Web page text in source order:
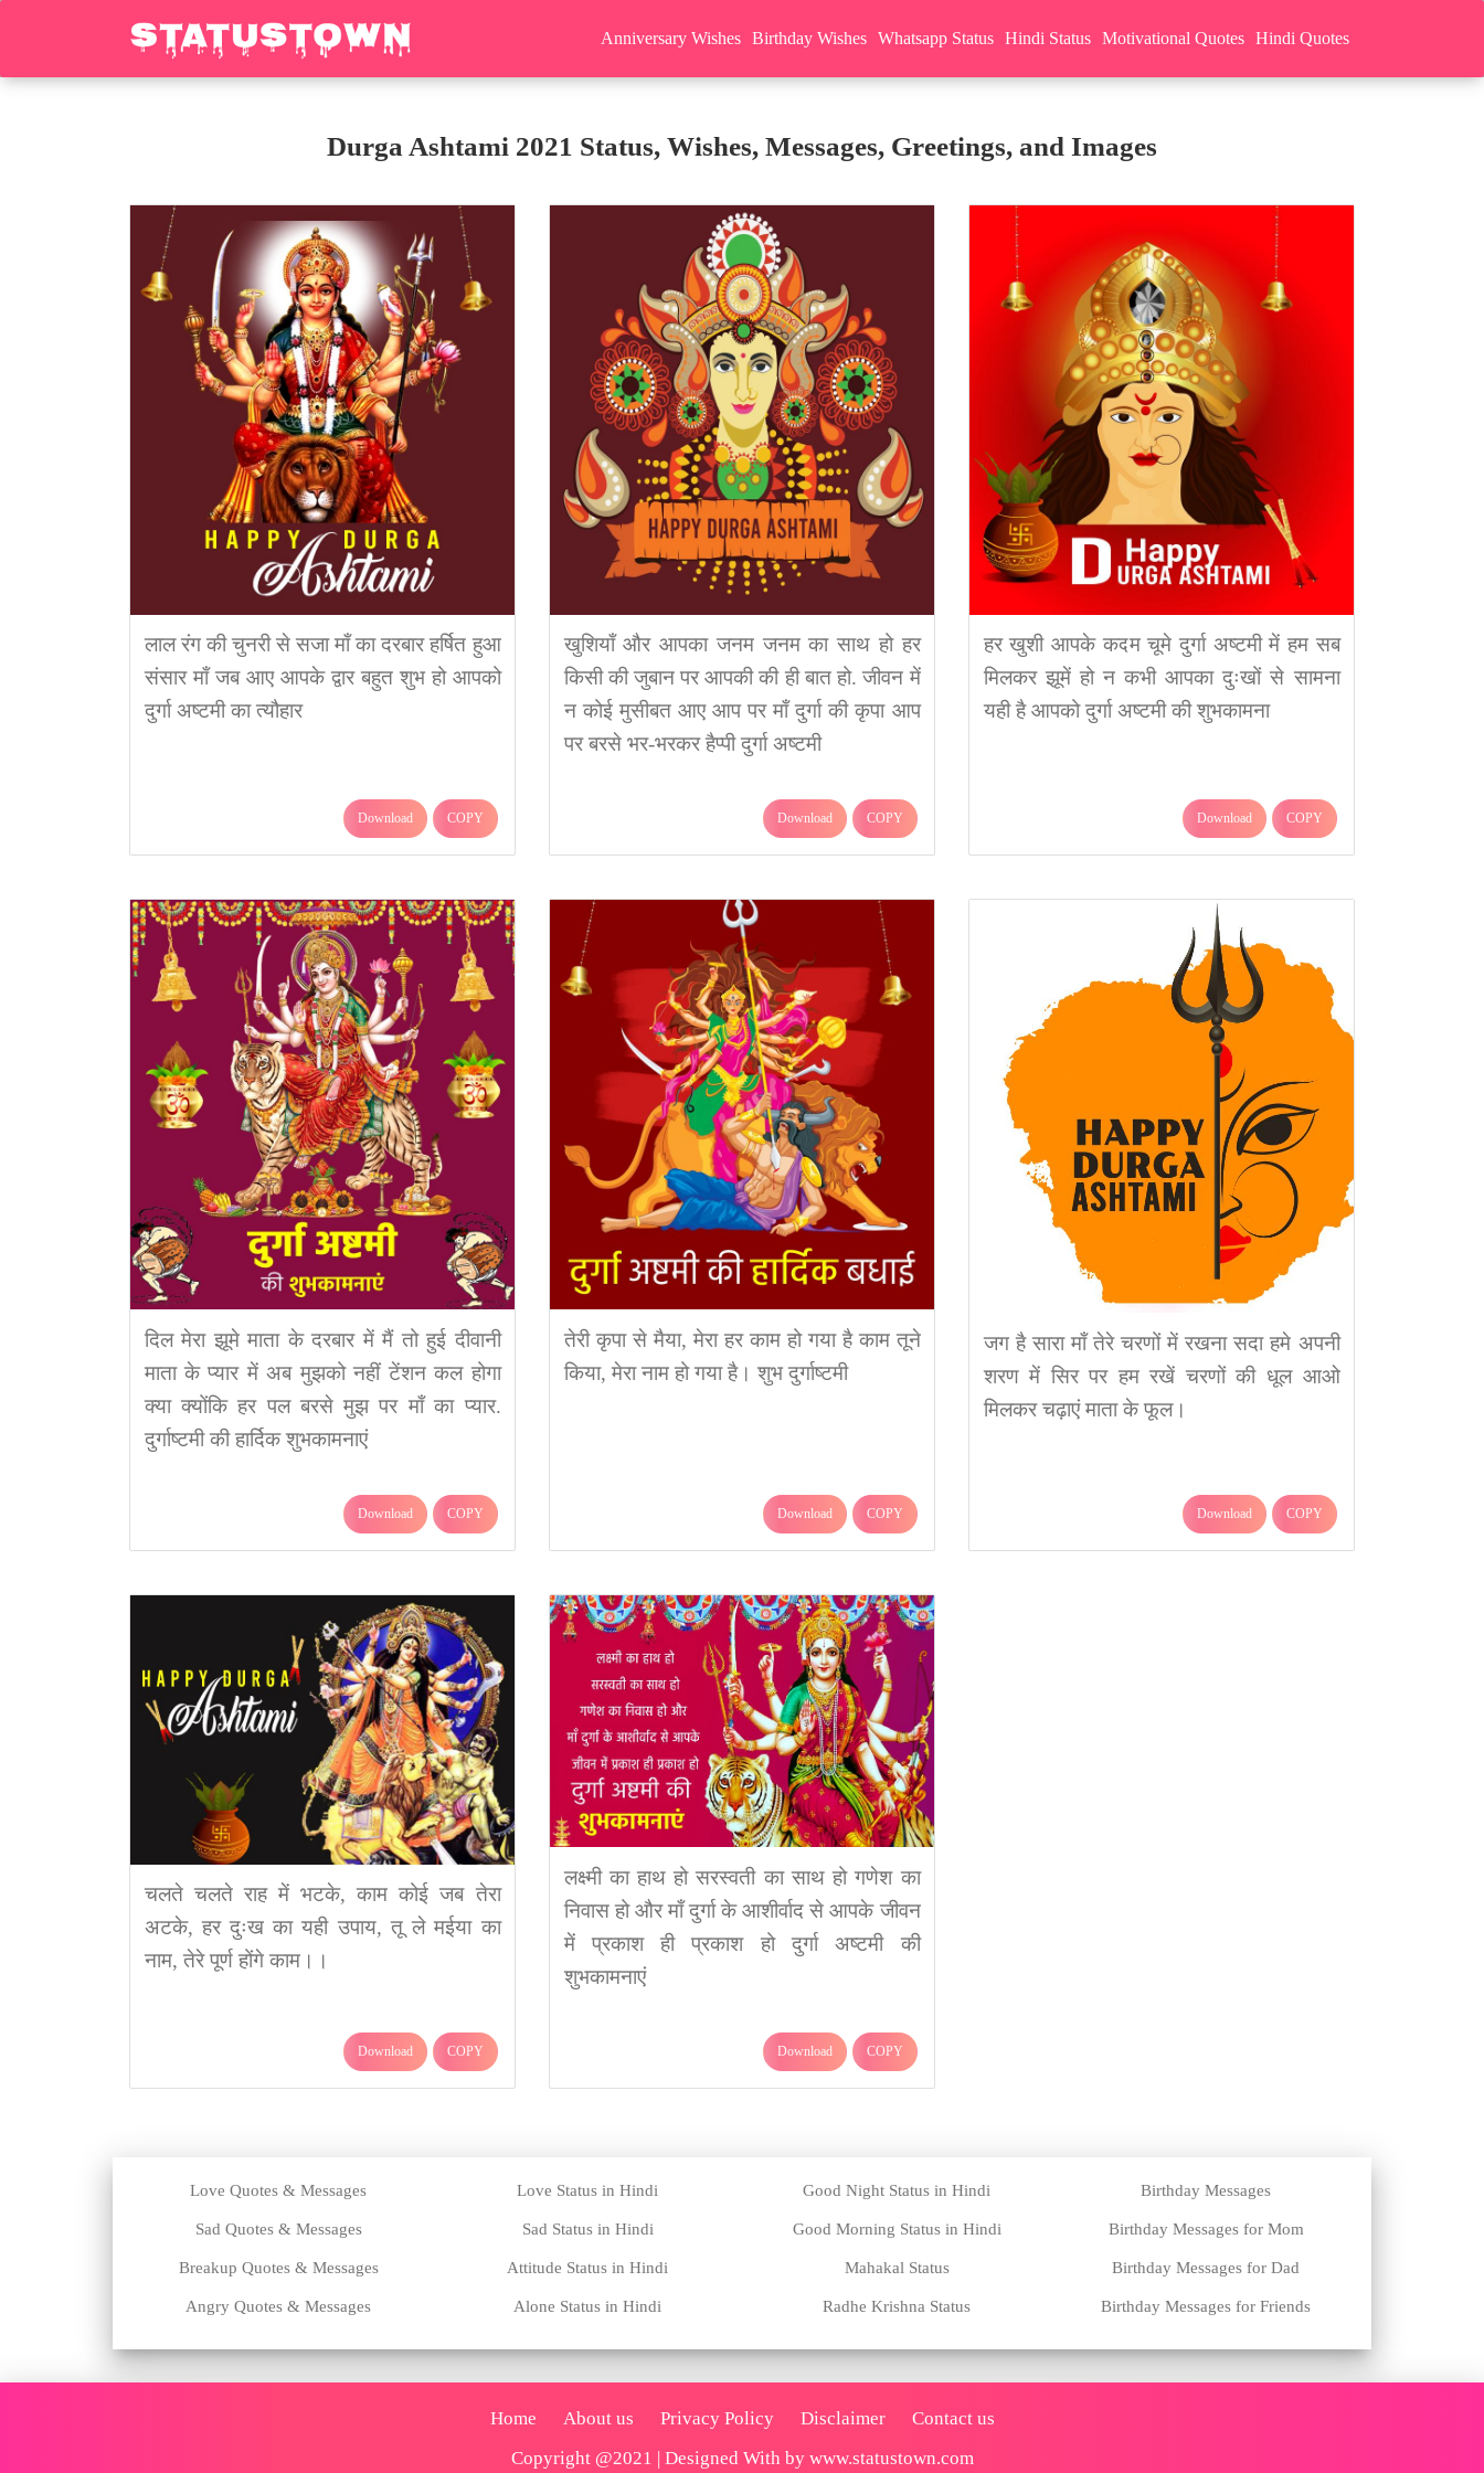
Anniversary Wishes Birthday Wishes Whatsapp Status Hindi Status Motivational Quotes Hindi Quotes
Durga Ashtami 2021 Status, Wishes, Messages, Greetings, and Images
लाल रंग की चुनरी से सजा माँ का दरबार हर्षित हुआ
संसार माँ जब आए आपके द्वार बहुत शुभ हो आपको
दुर्गा अष्टमी का त्यौहार
Download COPY
खुशियाँ और आपका जनम जनम का साथ हो हर
किसी की जुबान पर आपकी की ही बात हो. जीवन में
न कोई मुसीबत आए आप पर माँ दुर्गा की कृपा आप
पर बरसे भर-भरकर हैप्पी दुर्गा अष्टमी
Download COPY
हर खुशी आपके कदम चूमे दुर्गा अष्टमी में हम सब
मिलकर झूमें हो न कभी आपका दुःखों से सामना
यही है आपको दुर्गा अष्टमी की शुभकामना
Download COPY
दिल मेरा झूमे माता के दरबार में मैं तो हुई दीवानी
माता के प्यार में अब मुझको नहीं टेंशन कल होगा
क्या क्योंकि हर पल बरसे मुझ पर माँ का प्‍यार.
दुर्गाष्टमी की हार्दिक शुभकामनाएं
Download COPY
तेरी कृपा से मैया, मेरा हर काम हो गया है काम तूने
किया, मेरा नाम हो गया है। शुभ दुर्गाष्टमी
Download COPY
जग है सारा माँ तेरे चरणों में रखना सदा हमे अपनी
शरण में सिर पर हम रखें चरणों की धूल आओ
मिलकर चढ़ाएं माता के फूल।
Download COPY
चलते चलते राह में भटके, काम कोई जब तेरा
अटके, हर दुःख का यही उपाय, तू ले मईया का
नाम, तेरे पूर्ण होंगे काम।।
Download COPY
लक्ष्मी का हाथ हो सरस्वती का साथ हो गणेश का
निवास हो और माँ दुर्गा के आशीर्वाद से आपके जीवन
में प्रकाश ही प्रकाश हो दुर्गा अष्टमी की
शुभकामनाएं
Download COPY
Love Quotes & Messages
Sad Quotes & Messages
Breakup Quotes & Messages
Angry Quotes & Messages
Love Status in Hindi
Sad Status in Hindi
Attitude Status in Hindi
Alone Status in Hindi
Good Night Status in Hindi
Good Morning Status in Hindi
Mahakal Status
Radhe Krishna Status
Birthday Messages
Birthday Messages for Mom
Birthday Messages for Dad
Birthday Messages for Friends
Home About us Privacy Policy Disclaimer
Contact us
Copyright @2021 | Designed With by www.statustown.com